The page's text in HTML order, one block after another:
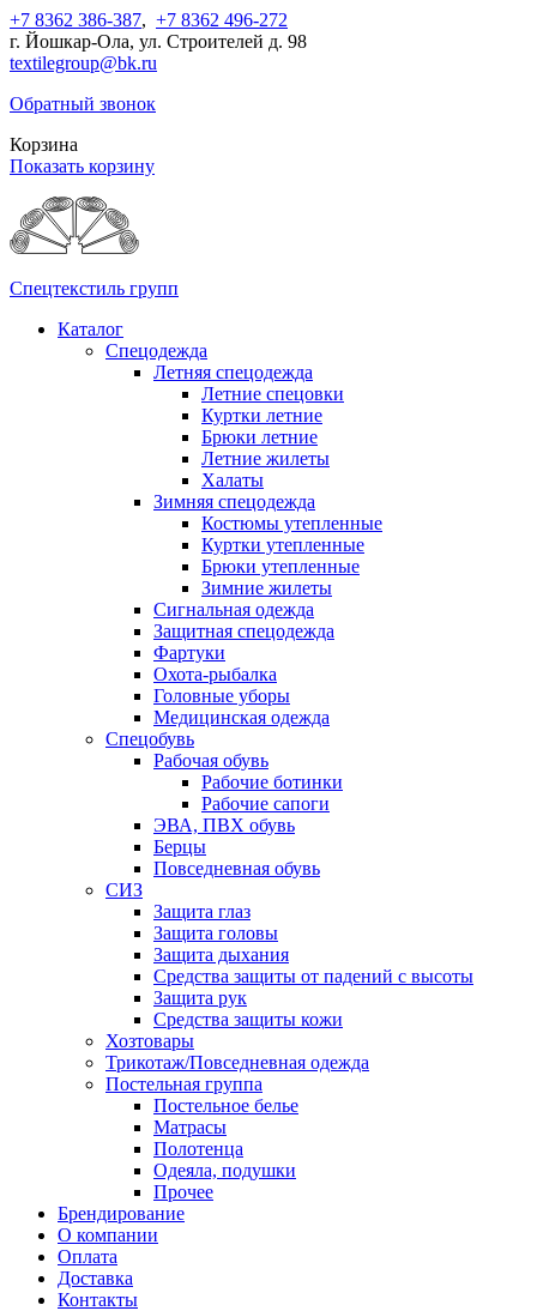
+7 8362 386-387, +7 8362 496-272
г. Йошкар-Ола, ул. Строителей д. 98
textilegroup@bk.ru
Обратный звонок
Корзина
Показать корзину
Спецтекстиль групп
Каталог
Спецодежда
Летняя спецодежда
Летние спецовки
Куртки летние
Брюки летние
Летние жилеты
Халаты
Зимняя спецодежда
Костюмы утепленные
Куртки утепленные
Брюки утепленные
Зимние жилеты
Сигнальная одежда
Защитная спецодежда
Фартуки
Охота-рыбалка
Головные уборы
Медицинская одежда
Спецобувь
Рабочая обувь
Рабочие ботинки
Рабочие сапоги
ЭВА, ПВХ обувь
Берцы
Повседневная обувь
СИЗ
Защита глаз
Защита головы
Защита дыхания
Средства защиты от падений с высоты
Защита рук
Средства защиты кожи
Хозтовары
Трикотаж/Повседневная одежда
Постельная группа
Постельное белье
Матрасы
Полотенца
Одеяла, подушки
Прочее
Брендирование
О компании
Оплата
Доставка
Контакты